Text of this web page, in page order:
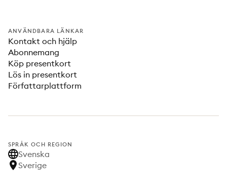
ANVÄNDBARA LÄNKAR
Kontakt och hjälp
Abonnemang
Köp presentkort
Lös in presentkort
Författarplattform
SPRÅK OCH REGION
Svenska
Sverige